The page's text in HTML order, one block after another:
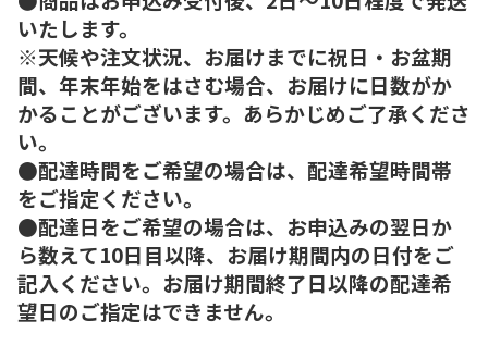
いたします。
※天候や注文状況、お届けまでに祝日・お盆期
間、年末年始をはさむ場合、お届けに日数がか
かることがございます。あらかじめご了承くださ
い。
●配達時間をご希望の場合は、配達希望時間帯
をご指定ください。
●配達日をご希望の場合は、お申込みの翌日か
ら数えて10日目以降、お届け期間内の日付をご
記入ください。お届け期間終了日以降の配達希
望日のご指定はできません。